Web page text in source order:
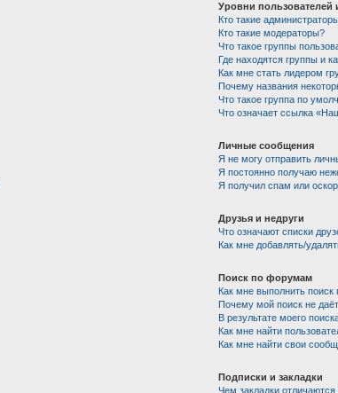
Уровни пользователей
Кто такие
Кто такие модераторы?
Что такое группы
Где находятся группы и
Как мне стать лидером
Почему названия
Что такое группа по
Что означает ссылка
Личные сообщения
Я не могу отправить
Я постоянно получаю
Я получил спам или
Друзья и недруги
Что означают списки
Как мне добавлять/
Поиск по форумам
Как мне выполнить
Почему мой поиск не
В результате моего
Как мне найти
Как мне найти свои
Подписки и закладки
Чем закладки отличаются